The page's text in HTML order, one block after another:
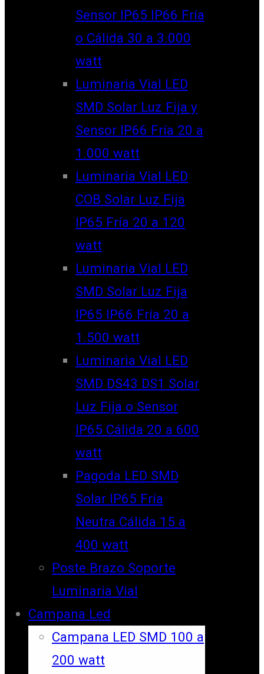
Sensor IP65 IP66 Fría
o Cálida 30 a 3.000
watt
Luminaria Vial LED
SMD Solar Luz Fija y
Sensor IP66 Fría 20 a
1.000 watt
Luminaria Vial LED
COB Solar Luz Fija
IP65 Fría 20 a 120
watt
Luminaria Vial LED
SMD Solar Luz Fija
IP65 IP66 Fría 20 a
1.500 watt
Luminaria Vial LED
SMD DS43 DS1 Solar
Luz Fija o Sensor
IP65 Cálida 20 a 600
watt
Pagoda LED SMD
Solar IP65 Fría
Neutra Cálida 15 a
400 watt
Poste Brazo Soporte
Luminaria Vial
Campana Led
Campana LED SMD 100 a
200 watt